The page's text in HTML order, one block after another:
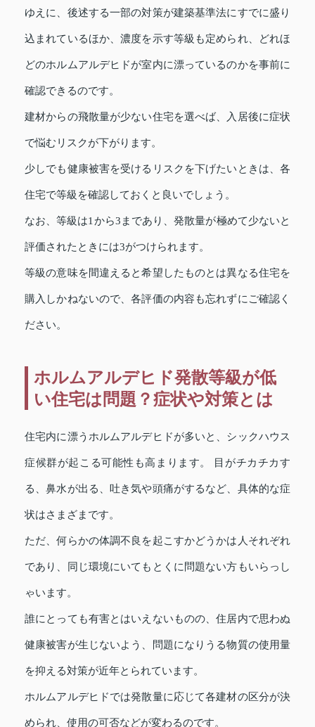
ゆえに、後述する一部の対策が建築基準法にすでに盛り
込まれているほか、濃度を示す等級も定められ、どれほ
どのホルムアルデヒドが室内に漂っているのかを事前に
確認できるのです。
建材からの飛散量が少ない住宅を選べば、入居後に症状
で悩むリスクが下がります。
少しでも健康被害を受けるリスクを下げたいときは、各
住宅で等級を確認しておくと良いでしょう。
なお、等級は1から3まであり、発散量が極めて少ないと
評価されたときには3がつけられます。
等級の意味を間違えると希望したものとは異なる住宅を
購入しかねないので、各評価の内容も忘れずにご確認く
ださい。
ホルムアルデヒド発散等級が低
い住宅は問題？症状や対策とは
住宅内に漂うホルムアルデヒドが多いと、シックハウス
症候群が起こる可能性も高まります。 目がチカチカす
る、鼻水が出る、吐き気や頭痛がするなど、具体的な症
状はさまざまです。
ただ、何らかの体調不良を起こすかどうかは人それぞれ
であり、同じ環境にいてもとくに問題ない方もいらっし
ゃいます。
誰にとっても有害とはいえないものの、住居内で思わぬ
健康被害が生じないよう、問題になりうる物質の使用量
を抑える対策が近年とられています。
ホルムアルデヒドでは発散量に応じて各建材の区分が決
められ、使用の可否などが変わるのです。